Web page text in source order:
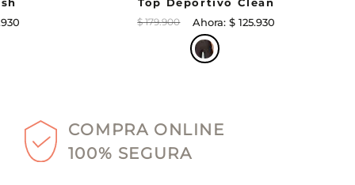
930 $ 179.900 $ 125.930
COMPRA ONLINE
100% SEGURA